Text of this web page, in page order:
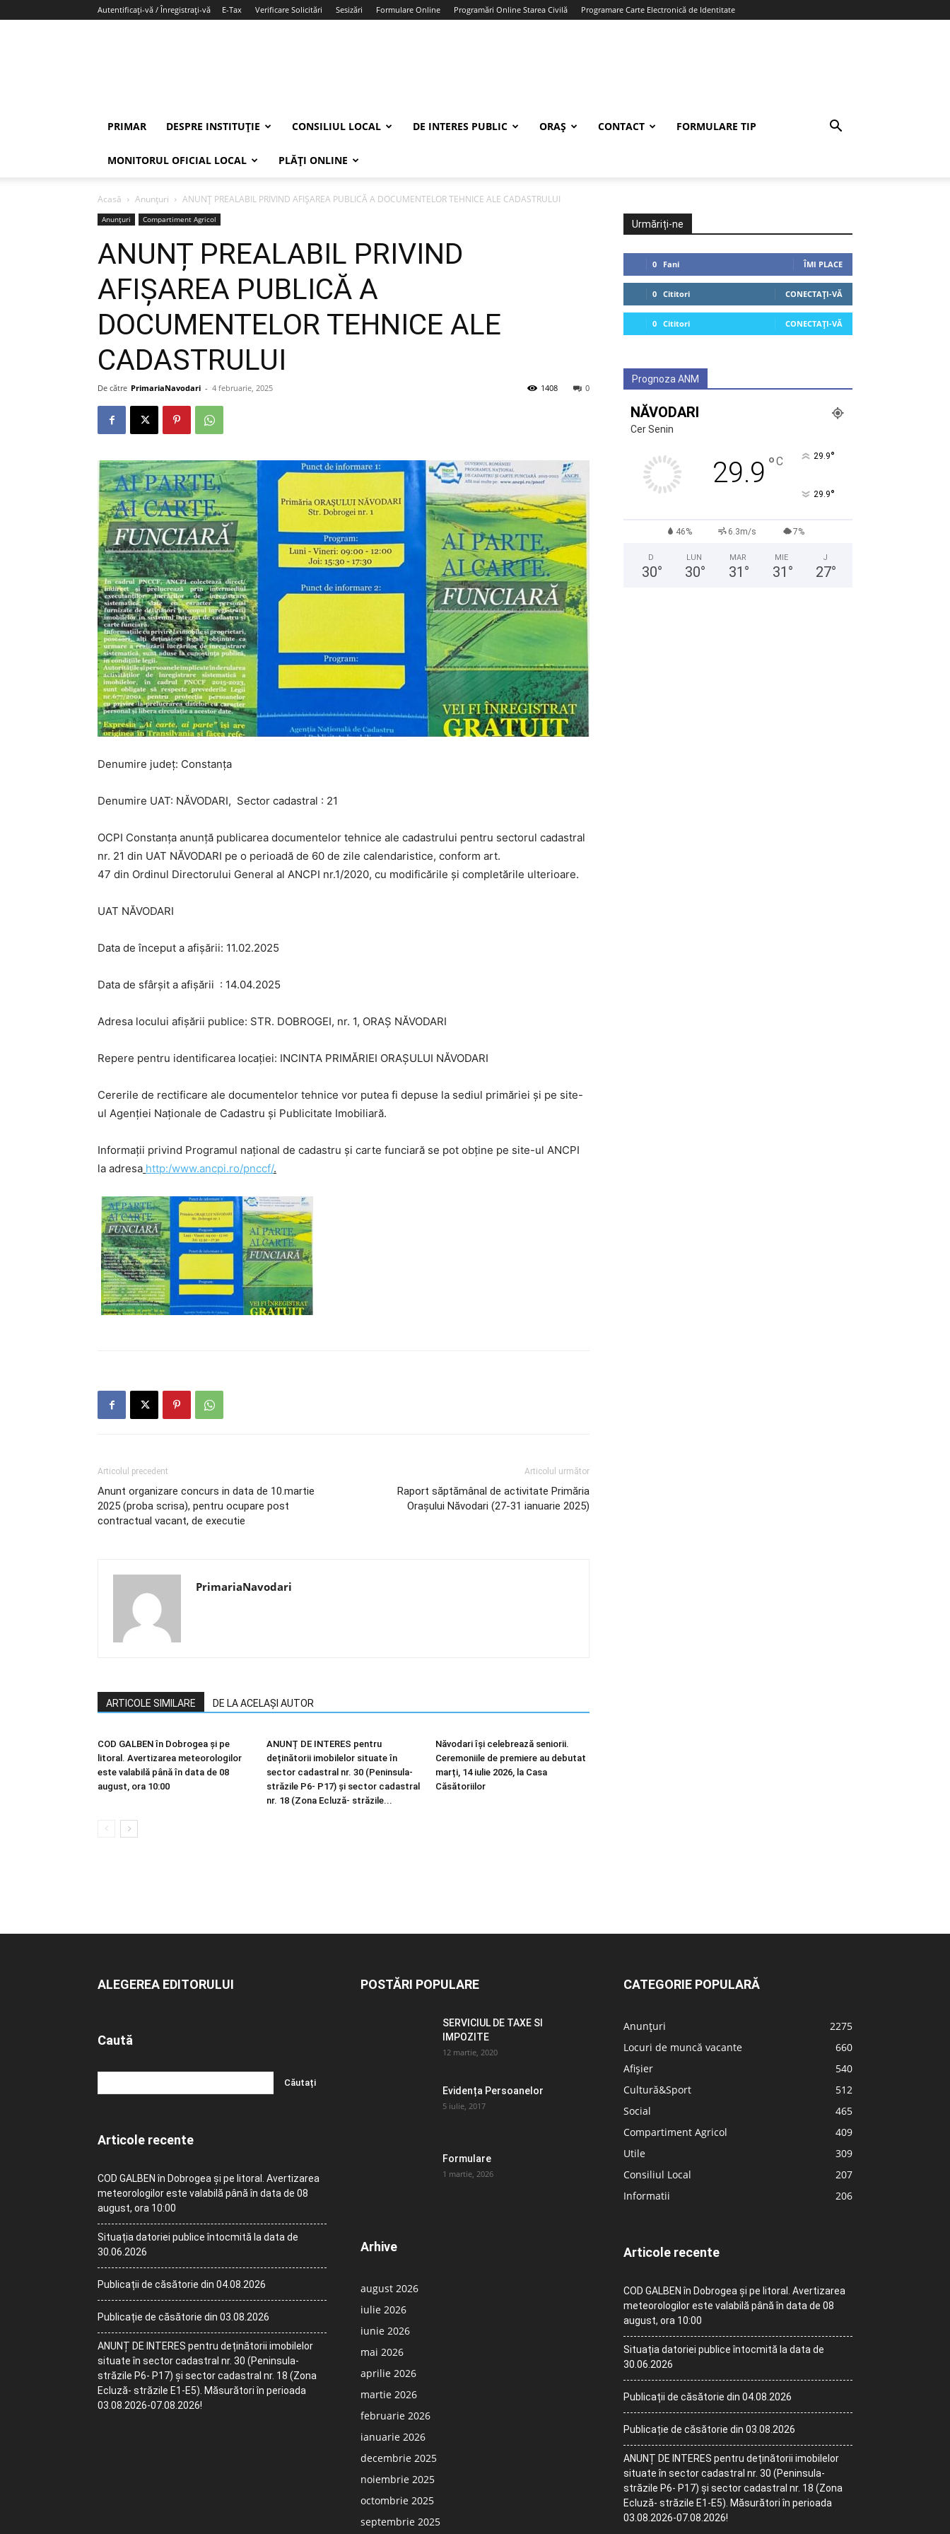
Autentificați-vă / Înregistrați-vă E-Tax Verificare Solicitări Sesizări Formulare Online Programări Online Starea Civilă Programare Carte Electronică de Identitate
PRIMAR DESPRE INSTITUȚIE CONSILIUL LOCAL DE INTERES PUBLIC ORAȘ CONTACT FORMULARE TIP
MONITORUL OFICIAL LOCAL PLĂȚI ONLINE
Acasă Anunțuri ANUNȚ PREALABIL PRIVIND AFIȘAREA PUBLICĂ A DOCUMENTELOR TEHNICE ALE CADASTRULUI
Anunțuri Compartiment Agricol
ANUNȚ PREALABIL PRIVIND
AFIȘAREA PUBLICĂ A
DOCUMENTELOR TEHNICE ALE
CADASTRULUI
De către PrimariaNavodari - 4 februarie, 2025 0
1408
Denumire județ: Constanța
Denumire UAT: NĂVODARI, Sector cadastral : 21
OCPI Constanța anunță publicarea documentelor tehnice ale cadastrului pentru sectorul cadastral
nr. 21 din UAT NĂVODARI pe o perioadă de 60 de zile calendaristice, conform art.
47 din Ordinul Directorului General al ANCPI nr.1/2020, cu modificările și completările ulterioare.
UAT NĂVODARI
Data de început a afișării: 11.02.2025
Data de sfârșit a afișării : 14.04.2025
Adresa locului afișării publice: STR. DOBROGEI, nr. 1, ORAȘ NĂVODARI
Repere pentru identificarea locației: INCINTA PRIMĂRIEI ORAȘULUI NĂVODARI
Cererile de rectificare ale documentelor tehnice vor putea fi depuse la sediul primăriei și pe site-
ul Agenției Naționale de Cadastru și Publicitate Imobiliară.
Informații privind Programul național de cadastru și carte funciară se pot obține pe site-ul ANCPI
la adresa http:/www.ancpi.ro/pnccf/.
Articolul precedent
Anunt organizare concurs in data de 10.martie
2025 (proba scrisa), pentru ocupare post
contractual vacant, de executie
Articolul următor
Raport săptămânal de activitate Primăria
Orașului Năvodari (27-31 ianuarie 2025)
PrimariaNavodari
ARTICOLE SIMILARE DE LA ACELAȘI AUTOR
COD GALBEN în Dobrogea și pe
litoral. Avertizarea meteorologilor
este valabilă până în data de 08
august, ora 10:00
ANUNȚ DE INTERES pentru
deținătorii imobilelor situate în
sector cadastral nr. 30 (Peninsula-
străzile P6- P17) și sector cadastral
nr. 18 (Zona Ecluză- străzile...
Năvodari își celebrează seniorii.
Ceremoniile de premiere au debutat
marți, 14 iulie 2026, la Casa
Căsătoriilor
Urmăriți-ne
0 Fani ÎMI PLACE
0 Cititori CONECTAȚI-VĂ
0 Cititori CONECTAȚI-VĂ
Prognoza ANM
NĂVODARI
Cer Senin
29.9 °C 29.9°
29.9°
46% 6.3m/s 7%
D
30°
LUN
30°
MAR
31 °
MIE
31 °
J
27°
ALEGEREA EDITORULUI
Caută
Articole recente
COD GALBEN în Dobrogea și pe litoral. Avertizarea
meteorologilor este valabilă până în data de 08
august, ora 10:00
Situația datoriei publice întocmită la data de
30.06.2026
Publicații de căsătorie din 04.08.2026
Publicație de căsătorie din 03.08.2026
ANUNȚ DE INTERES pentru deținătorii imobilelor
situate în sector cadastral nr. 30 (Peninsula-
străzile P6- P17) și sector cadastral nr. 18 (Zona
Ecluză- străzile E1-E5). Măsurători în perioada
03.08.2026-07.08.2026!
POSTĂRI POPULARE
SERVICIUL DE TAXE SI
IMPOZITE
12 martie, 2020
Evidența Persoanelor
5 iulie, 2017
Formulare
1 martie, 2026
Arhive
august 2026
iulie 2026
iunie 2026
mai 2026
aprilie 2026
martie 2026
februarie 2026
ianuarie 2026
decembrie 2025
noiembrie 2025
octombrie 2025
septembrie 2025
CATEGORIE POPULARĂ
Anunțuri
2275
Locuri de muncă vacante
660
Afișier
540
Cultură&Sport
512
Social
465
Compartiment Agricol
409
Utile
309
Consiliul Local
207
Informatii
206
Articole recente
COD GALBEN în Dobrogea și pe litoral. Avertizarea
meteorologilor este valabilă până în data de 08
august, ora 10:00
Situația datoriei publice întocmită la data de
30.06.2026
Publicații de căsătorie din 04.08.2026
Publicație de căsătorie din 03.08.2026
ANUNȚ DE INTERES pentru deținătorii imobilelor
situate în sector cadastral nr. 30 (Peninsula-
străzile P6- P17) și sector cadastral nr. 18 (Zona
Ecluză- străzile E1-E5). Măsurători în perioada
03.08.2026-07.08.2026!